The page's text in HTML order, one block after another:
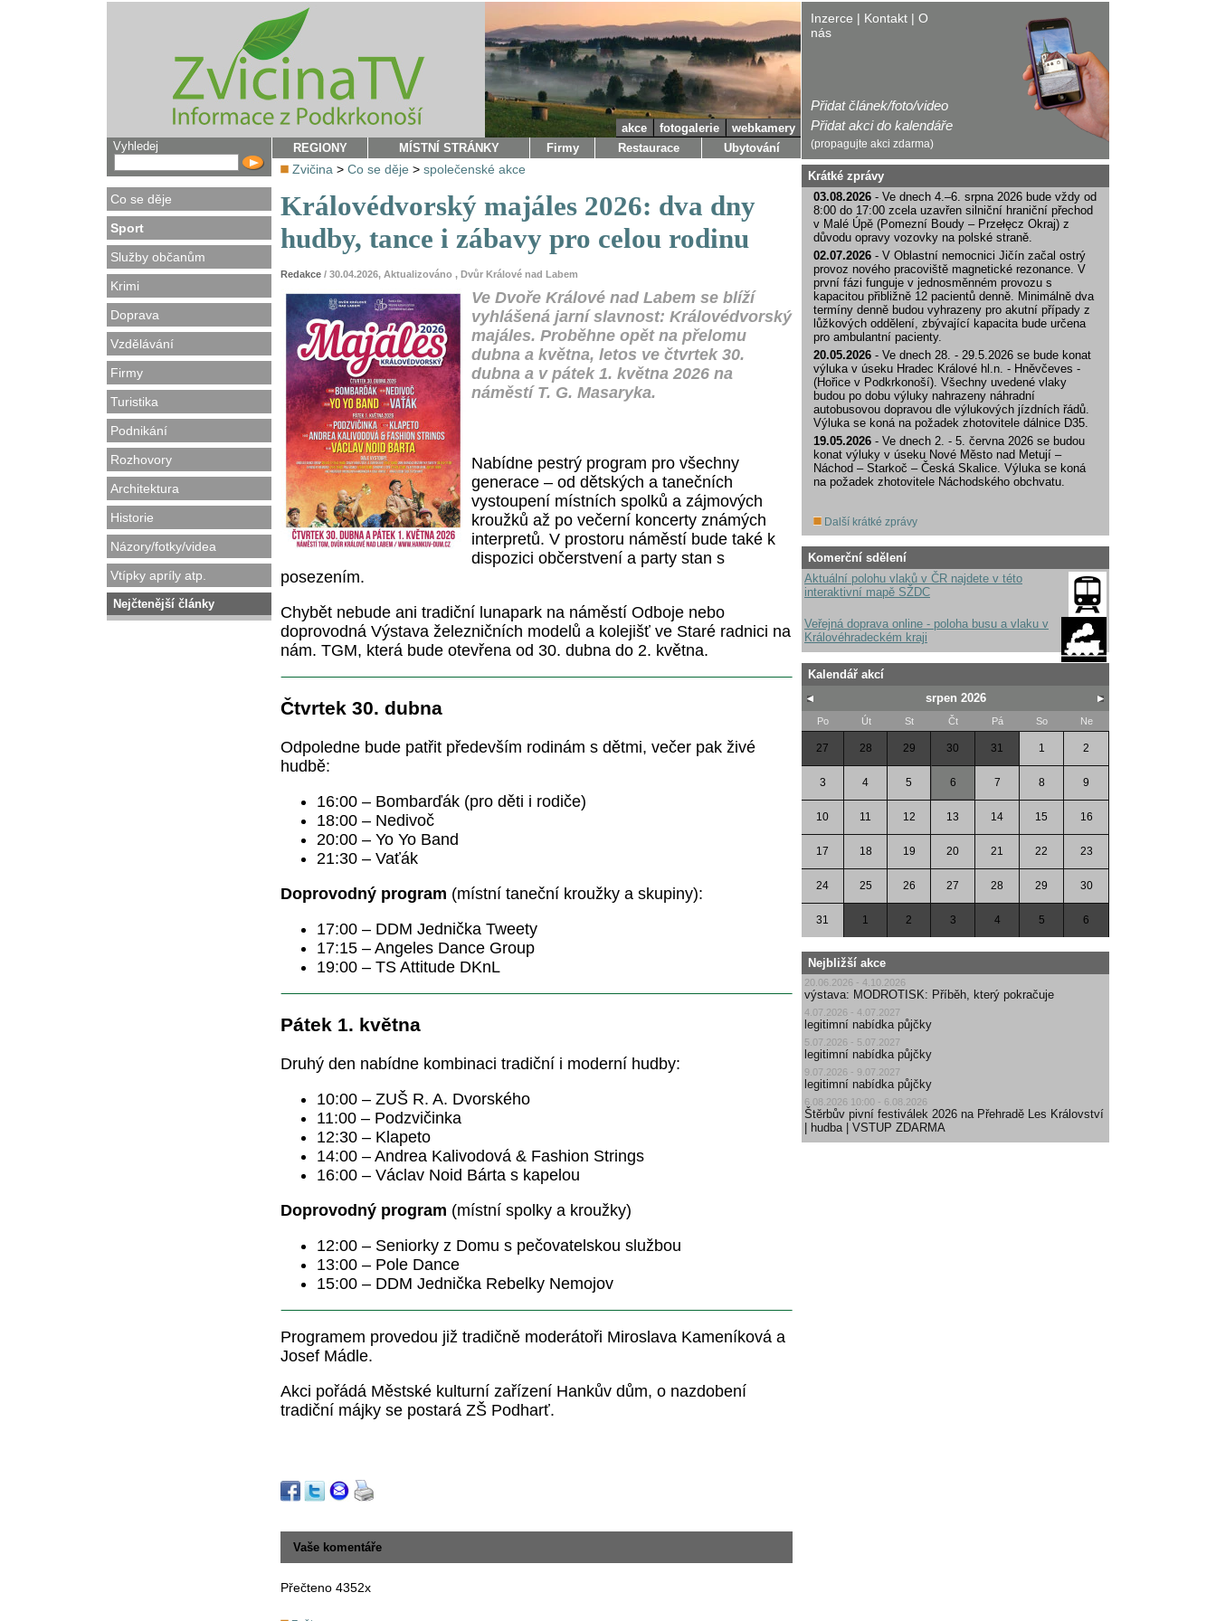
Vyhledej
Co se děje
Sport
Služby občanům
Krimi
Doprava
Vzdělávání
Firmy
Turistika
Podnikání
Rozhovory
Architektura
Historie
Názory/fotky/videa
Vtípky apríly atp.
Nejčtenější články
Inzerce | Kontakt | O
nás
Přidat článek/foto/video
Přidat akci do kalendáře
(propagujte akci zdarma)
akce fotogalerie
webkamery
REGIONY
MÍSTNÍ STRÁNKY Firmy Restaurace Ubytování
Zvičina > Co se děje > společenské akce
Královédvorský majáles 2026: dva dny
hudby, tance i zábavy pro celou rodinu
Redakce / 30.04.2026, Aktualizováno , Dvůr Králové nad Labem
Ve Dvoře Králové nad Labem se blíží
vyhlášená jarní slavnost: Královédvorský
majáles. Proběhne opět na přelomu
dubna a května, letos ve čtvrtek 30.
dubna a v pátek 1. května 2026 na
náměstí T. G. Masaryka.
Nabídne pestrý program pro všechny
generace – od dětských a tanečních
vystoupení místních spolků a zájmových
kroužků až po večerní koncerty známých
interpretů. V prostoru náměstí bude také k
dispozici občerstvení a party stan s
posezením.
Chybět nebude ani tradiční lunapark na náměstí Odboje nebo
doprovodná Výstava železničních modelů a kolejišť ve Staré radnici na
nám. TGM, která bude otevřena od 30. dubna do 2. května.
Čtvrtek 30. dubna
Odpoledne bude patřit především rodinám s dětmi, večer pak živé
hudbě:
16:00 – Bombarďák (pro děti i rodiče)
18:00 – Nedivoč
20:00 – Yo Yo Band
21:30 – Vaťák
Doprovodný program (místní taneční kroužky a skupiny):
17:00 – DDM Jednička Tweety
17:15 – Angeles Dance Group
19:00 – TS Attitude DKnL
Pátek 1. května
Druhý den nabídne kombinaci tradiční i moderní hudby:
10:00 – ZUŠ R. A. Dvorského
11:00 – Podzvičinka
12:30 – Klapeto
14:00 – Andrea Kalivodová & Fashion Strings
16:00 – Václav Noid Bárta s kapelou
Doprovodný program (místní spolky a kroužky)
12:00 – Seniorky z Domu s pečovatelskou službou
13:00 – Pole Dance
15:00 – DDM Jednička Rebelky Nemojov
Programem provedou již tradičně moderátoři Miroslava Kameníková a
Josef Mádle.
Akci pořádá Městské kulturní zařízení Hankův dům, o nazdobení
tradiční májky se postará ZŠ Podharť.
Vaše komentáře
Přečteno 4352x
Krátké zprávy
03.08.2026 - Ve dnech 4.–6. srpna 2026 bude vždy od
8:00 do 17:00 zcela uzavřen silniční hraniční přechod
v Malé Úpě (Pomezní Boudy – Przełęcz Okraj) z
důvodu opravy vozovky na polské straně.
02.07.2026 - V Oblastní nemocnici Jičín začal ostrý
provoz nového pracoviště magnetické rezonance. V
první fázi funguje v jednosměnném provozu s
kapacitou přibližně 12 pacientů denně. Minimálně dva
termíny denně budou vyhrazeny pro akutní případy z
lůžkových oddělení, zbývající kapacita bude určena
pro ambulantní pacienty.
20.05.2026 - Ve dnech 28. - 29.5.2026 se bude konat
výluka v úseku Hradec Králové hl.n. - Hněvčeves -
(Hořice v Podkrkonoší). Všechny uvedené vlaky
budou po dobu výluky nahrazeny náhradní
autobusovou dopravou dle výlukových jízdních řádů.
Výluka se koná na požadek zhotovitele dálnice D35.
19.05.2026 - Ve dnech 2. - 5. června 2026 se budou
konat výluky v úseku Nové Město nad Metují –
Náchod – Starkoč – Česká Skalice. Výluka se koná
na požadek zhotovitele Náchodského obchvatu.
Další krátké zprávy
Komerční sdělení
Aktuální polohu vlaků v ČR najdete v této
interaktivní mapě SŽDC
Veřejná doprava online - poloha busu a vlaku v
Královéhradeckém kraji
Kalendář akcí
srpen 2026
Po Út St Čt Pá So Ne
27 28 29 30 31 1 2
3 4 5 6 7 8 9
10 11 12 13 14 15 16
17 18 19 20 21 22 23
24 25 26 27 28 29 30
31 1 2 3 4 5 6
Nejbližší akce
20.06.2026 - 4.10.2026
výstava: MODROTISK: Příběh, který pokračuje
4.07.2026 - 4.07.2027
legitimní nabídka půjčky
5.07.2026 - 5.07.2027
legitimní nabídka půjčky
9.07.2026 - 9.07.2027
legitimní nabídka půjčky
6.08.2026 10:00 - 6.08.2026
Štěrbův pivní festiválek 2026 na Přehradě Les Království
| hudba | VSTUP ZDARMA